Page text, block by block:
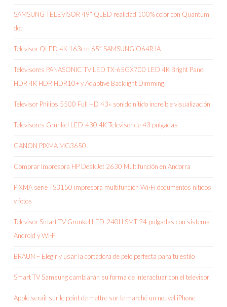
SAMSUNG TELEVISOR 49″ QLED realidad 100% color con Quantum
dot
Televisor QLED 4K 163cm 65″ SAMSUNG Q64R IA
Televisores PANASONIC TV LED TX-65GX700 LED 4K Bright Panel
HDR 4K HDR HDR10+ y Adaptive Backlight Dimming,
Televisor Philips 5500 Full HD 43» sonido nítido increíble visualización
Televisores Grunkel LED-430 4K Televisor de 43 pulgadas
CANON PIXMA MG3650
Comprar Impresora HP DeskJet 2630 Multifunción en Andorra
PIXMA serie TS3150 impresora multifunción Wi-Fi documentos nítidos
y fotos
Televisor Smart TV Grunkel LED-240H SMT 24 pulgadas con sistema
Android y Wi-Fi
BRAUN – Elegir y usar la cortadora de pelo perfecta para tu estilo
Smart TV Samsung cambiarán su forma de interactuar con el televisor
Apple serait sur le point de mettre sur le marché un nouvel iPhone